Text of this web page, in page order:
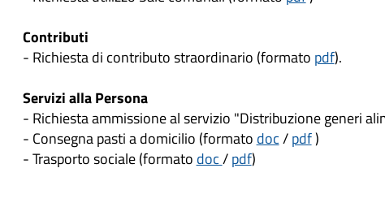
Contributi
- Richiesta di contributo straordinario (formato pdf).
Servizi alla Persona
- Richiesta ammissione al servizio "Distribuzione generi
- Consegna pasti a domicilio (formato doc/pdf)
- Trasporto sociale (formato doc/pdf)